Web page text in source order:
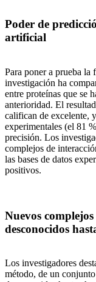
Poder de
artificial
Para poner a prueba
investigación ha
entre proteínas que se
anterioridad. El
califican de excelente,
experimentales (el 81
precisión. Los
complejos de
las bases de datos
positivos.
Nuevos
desconocidos
Los investigadores
método, de un